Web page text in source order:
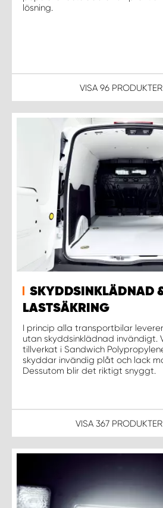
lösning.
VISA 96 PRODUKTER
SKYDDSINKLÄDNAD
LASTSÄKRING
I princip alla transportbilar
utan skyddsinklädnad invändigt.
tillverkat i Sandwich
skyddar invändig plåt och lack
Dessutom blir det riktigt snyggt.
VISA 367 PRODUKTER